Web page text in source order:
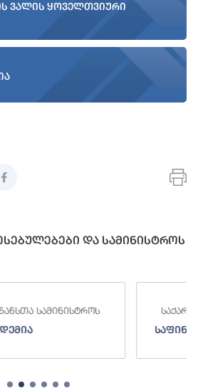
ვალის ყოველთვიური
და სამინისტროს
სამინისტროს